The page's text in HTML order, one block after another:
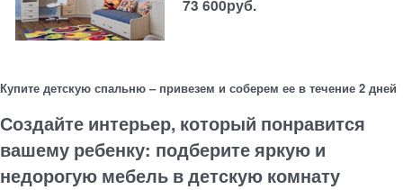
73 600руб.
Купите детскую спальню – привезем и соберем ее в течение 2 дней
Создайте интерьер, который понравится
вашему ребенку: подберите яркую и
недорогую мебель в детскую комнату